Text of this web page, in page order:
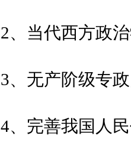
2、当代西方政
3、无产阶级专
4、完善我国人